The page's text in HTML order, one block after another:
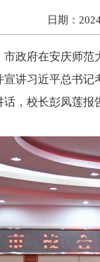
日期：
府在安庆师范
讲习近平总书
，校长彭凤莲